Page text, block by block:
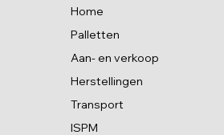
Home
Palletten
Aan- en verkoop
Herstellingen
Transport
ISPM